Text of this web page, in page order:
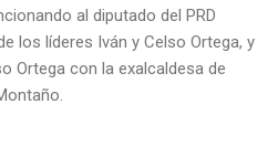
al diputado del PRD
los líderes Iván y Celso Ortega, y
Ortega con la exalcaldesa de